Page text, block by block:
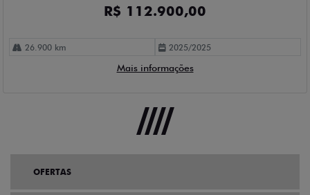
R$ 112.900,00
26.900 km 2025/2025
Mais informações
OFERTAS